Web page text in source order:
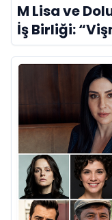
M Lisa ve
İş Birliği: